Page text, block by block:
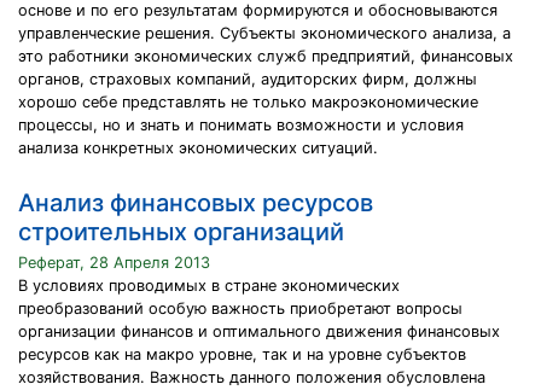
основе и по его результатам формируются и обосновываются
управленческие решения. Субъекты экономического анализа, а
это работники экономических служб предприятий, финансовых
органов, страховых компаний, аудиторских фирм, должны
хорошо себе представлять не только макроэкономические
процессы, но и знать и понимать возможности и условия
анализа конкретных экономических ситуаций.
Анализ финансовых ресурсов
строительных организаций
Реферат, 28 Апреля 2013
В условиях проводимых в стране экономических
преобразований особую важность приобретают вопросы
организации финансов и оптимального движения финансовых
ресурсов как на макро уровне, так и на уровне субъектов
хозяйствования. Важность данного положения обусловлена